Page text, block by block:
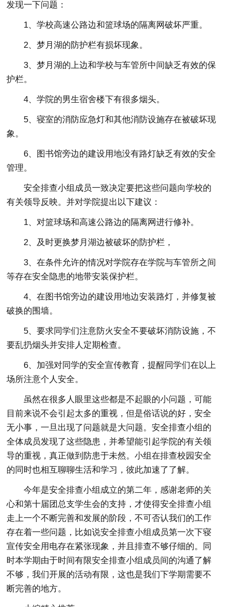
发现一下问题：
1、学校高速公路边和篮球场的隔离网破坏严重。
2、梦月湖的防护栏有损坏现象。
3、梦月湖的上边和学校与车管所中间缺乏有效的保
护栏。
4、学院的男生宿舍楼下有很多烟头。
5、寝室的消防应急灯和其他消防设施存在被破坏现
象。
6、图书馆旁边的建设用地没有路灯缺乏有效的安全
管理。
安全排查小组成员一致决定要把这些问题向学校的
有关领导反映。并对学院提出以下建议：
1、对篮球场和高速公路边的隔离网进行修补。
2、及时更换梦月湖边被破坏的防护栏，
3、在条件允许的情况对学院存在学院与车管所之间
等存在安全隐患的地带安装保护栏。
4、在图书馆旁边的建设用地边安装路灯，并修复被
破换的围墙。
5、要求同学们注意防火安全不要破坏消防设施，不
要乱扔烟头并安排人定期检查。
6、加强对同学的安全宣传教育，提醒同学们在以上
场所注意个人安全。
虽然在很多人眼里这些都是不起眼的小问题，可能
目前来说不会引起太多的重视，但是俗话说的好，安全
无小事，一旦出现了问题就是大问题。安全排查小组的
全体成员发现了这些隐患，并希望能引起学院的有关领
导的重视，真正做到防患于未然。小组在排查校园安全
的同时也相互聊聊生活和学习，彼此加速了了解。
今年是安全排查小组成立的第二年，感谢老师的关
心和第十届团总支学生会的支持，才使得安全排查小组
走上一个不断完善和发展的阶段，不可否认我们的工作
存在着一些问题，比如说安全排查小组成员第一次下寝
宣传安全用电存在紧张现象，并且排查不够仔细的。同
时本学期由于时间有限安全排查小组成员间的沟通了解
不够，我们开展的活动有限，这也是我们下学期需要不
断完善的地方。